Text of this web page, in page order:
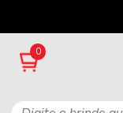
0